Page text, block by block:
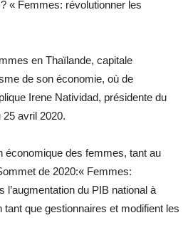
« Femmes: révolutionner les
en Thaïlande, capitale
de son économie, où de
Irene Natividad, présidente du
avril 2020.
économique des femmes, tant au
de 2020:« Femmes:
du PIB national à
tant que gestionnaires et modifient les